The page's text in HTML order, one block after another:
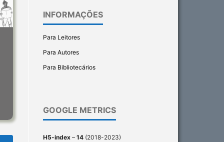
INFORMAÇÕES
Para Leitores
Para Autores
Para Bibliotecários
GOOGLE METRICS
H5-index – 14 (2018-2023)